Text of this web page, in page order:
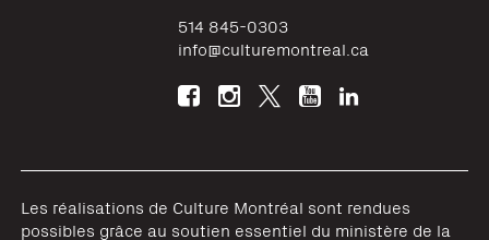
514 845-0303
info@culturemontreal.ca
Les réalisations de Culture Montréal sont rendues
possibles grâce au soutien essentiel du ministère de la